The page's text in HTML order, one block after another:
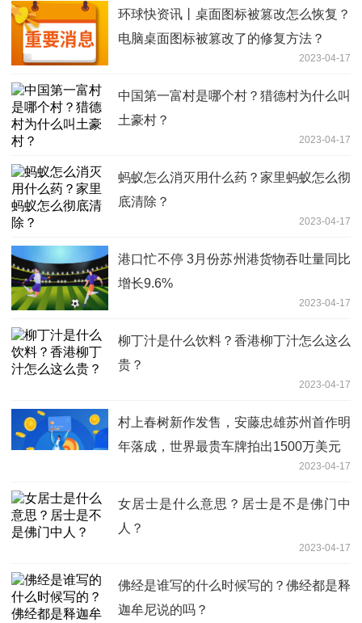
环球快资讯丨桌面图标被篡改怎么恢复？
电脑桌面图标被篡改了的修复方法？
2023-04-17
中国第一富村是哪个村？猎德村为什么叫
土豪村？
2023-04-17
蚂蚁怎么消灭用什么药？家里蚂蚁怎么彻
底清除？
2023-04-17
港口忙不停 3月份苏州港货物吞吐量同比
增长9.6%
2023-04-17
柳丁汁是什么饮料？香港柳丁汁怎么这么
贵？
2023-04-17
村上春树新作发售，安藤忠雄苏州首作明
年落成，世界最贵车牌拍出1500万美元
2023-04-17
女居士是什么意思？居士是不是佛门中
人？
2023-04-17
佛经是谁写的什么时候写的？佛经都是释
迦牟尼说的吗？